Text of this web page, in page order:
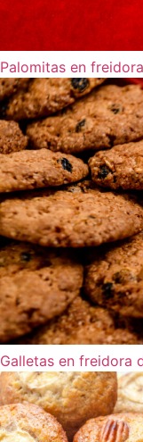
Palomitas en
Galletas en freidora